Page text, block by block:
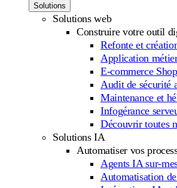
Solutions
Solutions web
Construire votre outil
Refonte et
Application
E-commerce
Audit de sécurité
Maintenance et
Infogérance
Découvrir toutes
Solutions IA
Automatiser vos
Agents IA sur-
Automatisation